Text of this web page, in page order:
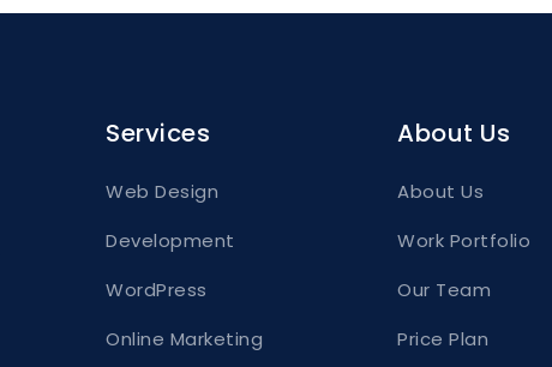
Services
Web Design
Development
WordPress
Online Marketing
About Us
About Us
Work Portfolio
Our Team
Price Plan